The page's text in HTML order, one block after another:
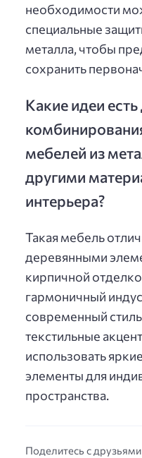
необходимости
специальные
металла, чтобы
сохранить
Какие идеи есть
мебелей из
другими
интерьера?
Такая мебель
деревянными
кирпичной
гармоничный
современный
текстильные
использовать
элементы для
пространства.
Поделитесь с друзьями